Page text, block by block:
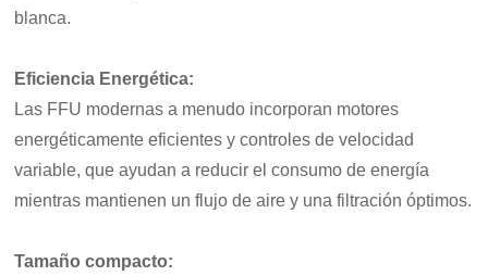
blanca.
Eficiencia Energética:
Las FFU modernas a menudo incorporan motores
energéticamente eficientes y controles de velocidad
variable, que ayudan a reducir el consumo de energía
mientras mantienen un flujo de aire y una filtración óptimos.
Tamaño compacto: